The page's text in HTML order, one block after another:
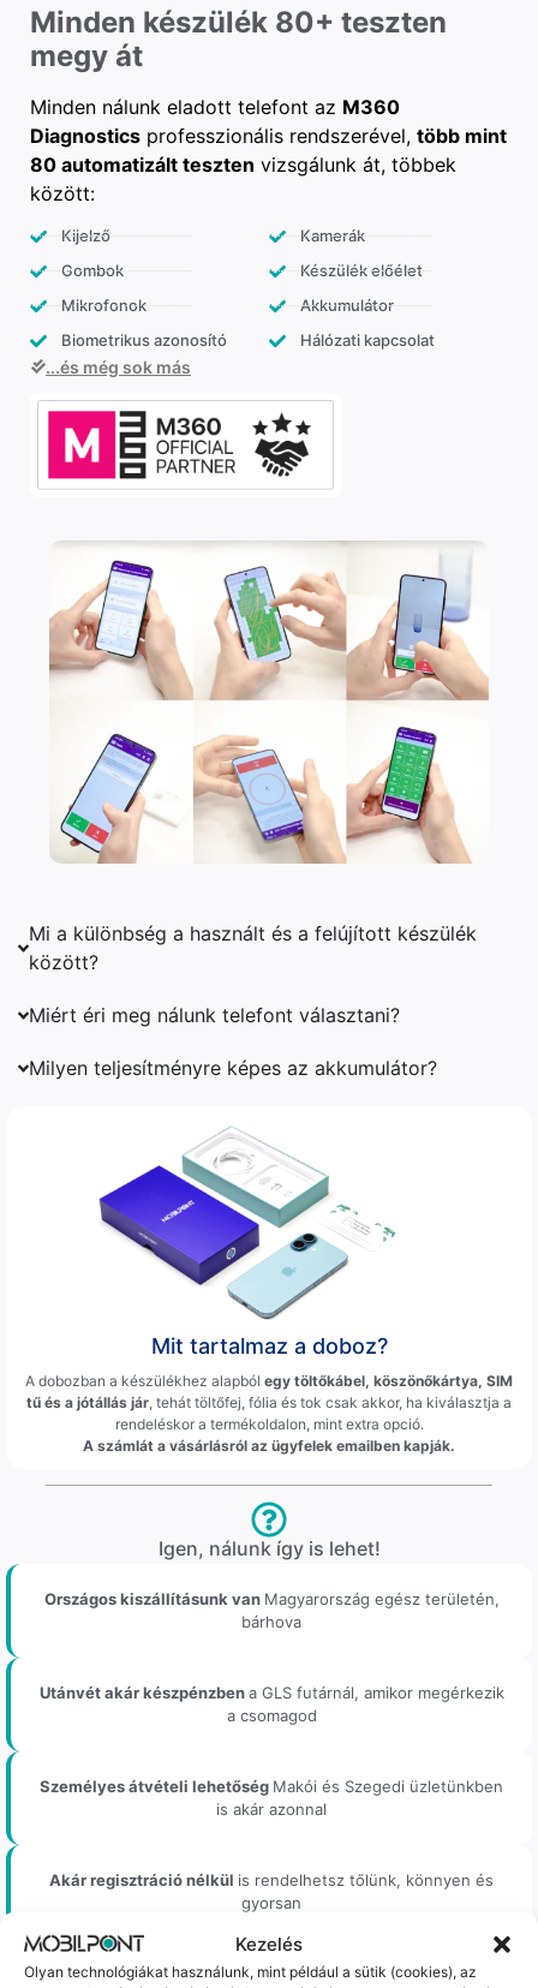
Kezelés
Olyan technológiákat használunk, mint például a sütik (cookies), az
Minden készülék 80+ teszten
megy át
Minden nálunk eladott telefont az M360
Diagnostics professzionális rendszerével, több mint
80 automatizált teszten vizsgálunk át, többek
között:
Kijelző
Gombok
Mikrofonok
Biometrikus azonosító
Kamerák
Készülék előélet
Akkumulátor
Hálózati kapcsolat
...és még sok más
Mi a különbség a használt és a felújított készülék
között?
Miért éri meg nálunk telefont választani?
Milyen teljesítményre képes az akkumulátor?
Mit tartalmaz a doboz?
A dobozban a készülékhez alapból egy töltőkábel, köszönőkártya, SIM
tű és a jótállás jár , tehát töltőfej, fólia és tok csak akkor, ha kiválasztja a
rendeléskor a termékoldalon, mint extra opció.
A számlát a vásárlásról az ügyfelek emailben kapják.
Igen, nálunk így is lehet!
Országos kiszállításunk van Magyarország egész területén,
bárhova
Utánvét akár készpénzbena GLS futárnál, amikor megérkezik
a csomagod
Személyes átvételi lehetőség Makói és Szegedi üzletünkben
is akár azonnal
Akár regisztráció nélkül is rendelhetsz tőlünk, könnyen és
gyorsan